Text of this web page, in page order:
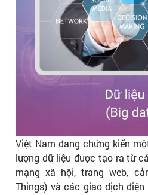
Việt Nam đang chứng kiến
lượng dữ liệu được tạo ra từ
mạng xã hội, trang web,
Things) và các giao dịch